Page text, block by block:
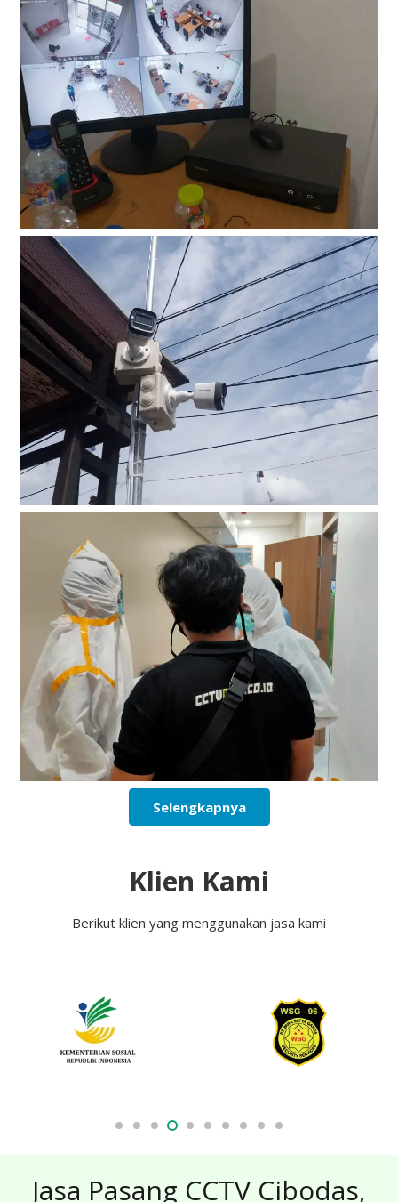
Selengkapnya
Klien Kami
Berikut klien yang menggunakan jasa kami
Jasa Pasang CCTV Cibodas,